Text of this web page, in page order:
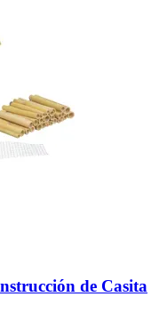
de Casita